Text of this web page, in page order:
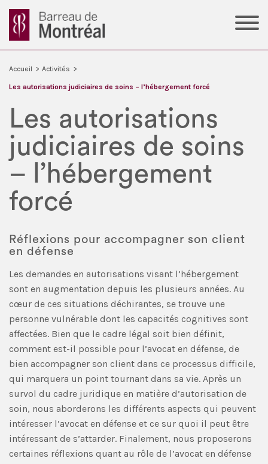
Accueil > Activités >
Les autorisations judiciaires de soins – l’hébergement forcé
Les autorisations
judiciaires de soins
– l’hébergement
forcé
Réflexions pour accompagner son client
en défense
Les demandes en autorisations visant l’hébergement
sont en augmentation depuis les plusieurs années. Au
cœur de ces situations déchirantes, se trouve une
personne vulnérable dont les capacités cognitives sont
affectées. Bien que le cadre légal soit bien définit,
comment est-il possible pour l’avocat en défense, de
bien accompagner son client dans ce processus difficile,
qui marquera un point tournant dans sa vie. Après un
survol du cadre juridique en matière d’autorisation de
soin, nous aborderons les différents aspects qui peuvent
intéresser l’avocat en défense et ce sur quoi il peut être
intéressant de s’attarder. Finalement, nous proposerons
certaines réflexions quant au rôle de l’avocat en défense